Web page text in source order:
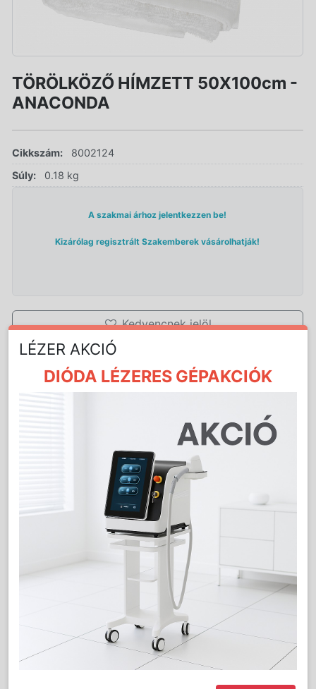
TÖRÖLKÖZŐ HÍMZETT 50X100cm -
ANACONDA
Cikkszám:
8002124
Súly:
0.18 kg
A szakmai árhoz jelentkezzen be!
Kizárólag regisztrált Szakemberek vásárolhatják!
Kedvencnek jelöl
Mennyiség: db
Nem
Részletes Leírás
50*100 CM-ES FROTTÍR TÖRÜLKÖZŐ FEHÉR
SZÍNBEN, ANACONDA HÍMZÉSSEL.
MOSÓGÉPBEN MOSHATÓ.
Kapcsolódó termékek:
LÉZER AKCIÓ
DIÓDA LÉZERES GÉPAKCIÓK